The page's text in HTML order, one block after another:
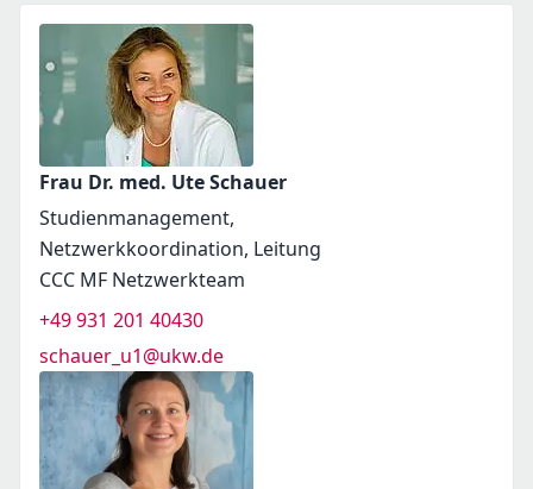
Frau Dr. med. Ute Schauer
Studienmanagement,
Netzwerkkoordination, Leitung
CCC MF Netzwerkteam
+49 931 201 40430
schauer_u1@ukw.de